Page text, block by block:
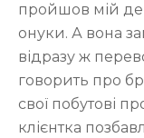
пройшов мій
онуки. А вона
відразу ж
говорить про
свої побутові
клієнтка